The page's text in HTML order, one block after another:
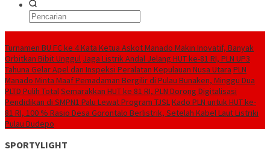
Turnamen BU FC ke 4 Kata Ketua Askot Manado Makin Inovatif, Banyak
Orbitkan Bibit Unggul Jaga Listrik Andal Jelang HUT ke-81 RI, PLN UP3
Tahuna Gelar Apel dan Inspeksi Peralatan Kepulauan Nusa Utara PLN
Manado Minta Maaf Pemadaman Bergilir di Pulau Bunaken, Minggu Dua
PLTD Pulih TotalSemarakkan HUT ke 81 RI, PLN Dorong Digitalisasi
Pendidikan di SMPN1 Palu Lewat Program TJSLKado PLN untuk HUT ke-
81 RI, 100 % Rasio Desa Gorontalo Berlistrik, Setelah Kabel Laut Listriki
Pulau Dudepo
SPORTYLIGHT